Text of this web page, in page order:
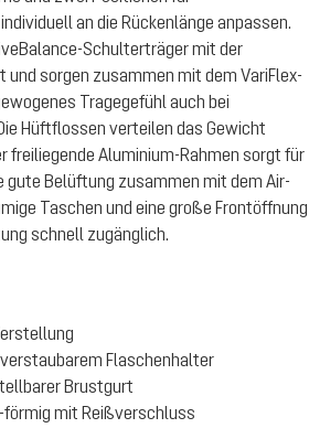
an die Rückenlänge anpassen.
Schulterträger mit der
und sorgen zusammen mit dem VariFlex-
Tragegefühl auch bei
Hüftflossen verteilen das Gewicht
freiliegende Aluminium-Rahmen sorgt für
gute Belüftung zusammen mit dem Air-
Taschen und eine große Frontöffnung
schnell zugänglich.
Flaschenhalter
Brustgurt
förmig mit Reißverschluss